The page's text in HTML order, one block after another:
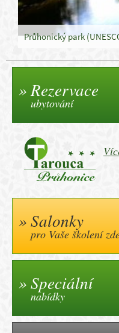
Průhonický park
Rezervace
ubytování
Salonky
pro Vaše školení
Speciální
nabídky